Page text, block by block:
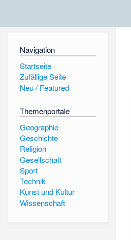
Navigation
Startseite
Zufällige Seite
Neu / Featured
Themenportale
Geographie
Geschichte
Religion
Gesellschaft
Sport
Technik
Kunst und Kultur
Wissenschaft